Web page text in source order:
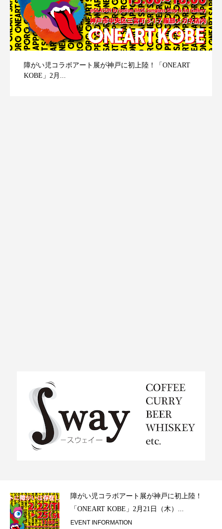
障がい児コラボアート展が神戸に初上陸！「ONEART
KOBE」2月...
障がい児コラボアート展が神戸に初上陸！
「ONEART KOBE」2月21日（木）...
EVENT INFORMATION